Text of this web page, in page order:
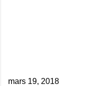
mars 19, 2018